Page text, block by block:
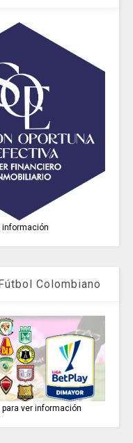
información
Colombiano
ver información